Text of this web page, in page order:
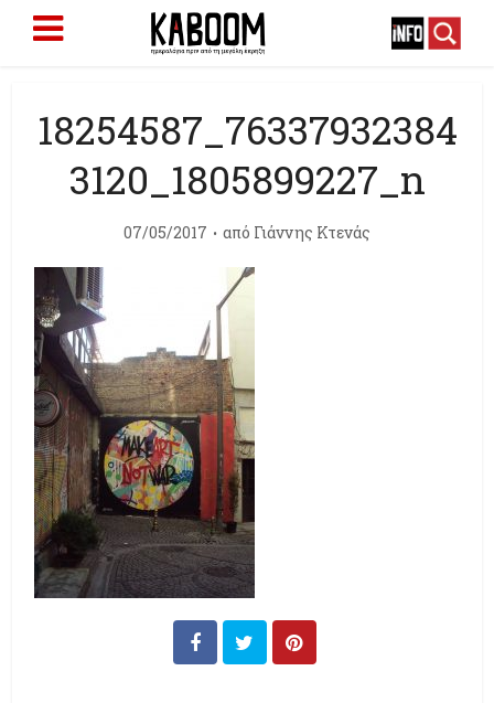
18254587_76337932384
3120_1805899227_n
07/05/2017 από Γιάννης Κτενάς